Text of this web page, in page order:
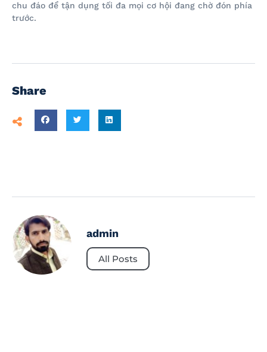
chu đáo để tận dụng tối đa mọi cơ hội đang chờ đón phía
trước.
Share
admin
All Posts